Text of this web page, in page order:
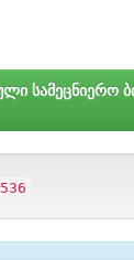
სამეცნიერო